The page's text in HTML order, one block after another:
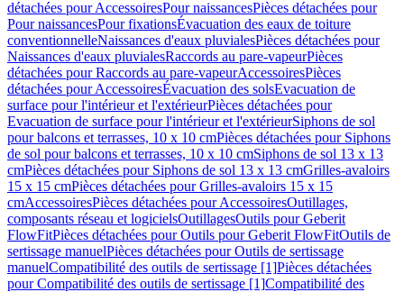
détachées pour AccessoiresPour naissancesPièces détachées pour
Pour naissancesPour fixationsÉvacuation des eaux de toiture
conventionnelleNaissances d'eaux pluvialesPièces détachées pour
Naissances d'eaux pluvialesRaccords au pare-vapeurPièces
détachées pour Raccords au pare-vapeurAccessoiresPièces
détachées pour AccessoiresÉvacuation des solsEvacuation de
surface pour l'intérieur et l'extérieurPièces détachées pour
Evacuation de surface pour l'intérieur et l'extérieurSiphons de sol
pour balcons et terrasses, 10 x 10 cmPièces détachées pour Siphons
de sol pour balcons et terrasses, 10 x 10 cmSiphons de sol 13 x 13
cmPièces détachées pour Siphons de sol 13 x 13 cmGrilles-avaloirs
15 x 15 cmPièces détachées pour Grilles-avaloirs 15 x 15
cmAccessoiresPièces détachées pour AccessoiresOutillages,
composants réseau et logicielsOutillagesOutils pour Geberit
FlowFitPièces détachées pour Outils pour Geberit FlowFitOutils de
sertissage manuelPièces détachées pour Outils de sertissage
manuelCompatibilité des outils de sertissage [1]Pièces détachées
pour Compatibilité des outils de sertissage [1]Compatibilité des